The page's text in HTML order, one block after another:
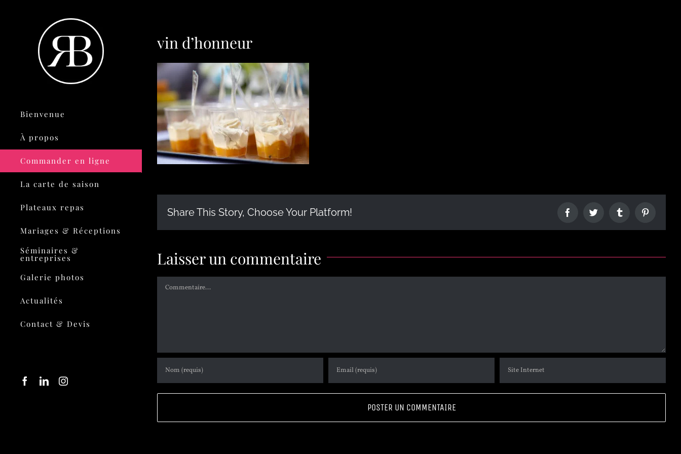
Bienvenue
À propos
Commander en ligne
La carte de saison
Plateaux repas
Mariages & Réceptions
Séminaires &
entreprises
Galerie photos
Actualités
Contact & Devis
vin d’honneur
Share This Story, Choose Your Platform!
Laisser un commentaire